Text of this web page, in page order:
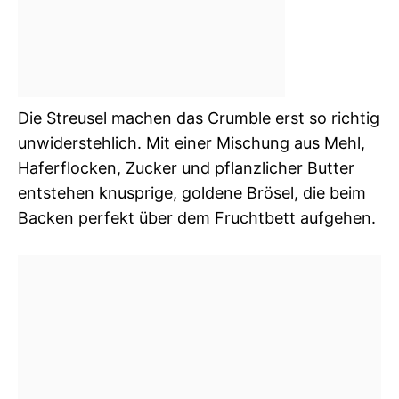
Die Streusel machen das Crumble erst so richtig
unwiderstehlich. Mit einer Mischung aus Mehl,
Haferflocken, Zucker und pflanzlicher Butter
entstehen knusprige, goldene Brösel, die beim
Backen perfekt über dem Fruchtbett aufgehen.